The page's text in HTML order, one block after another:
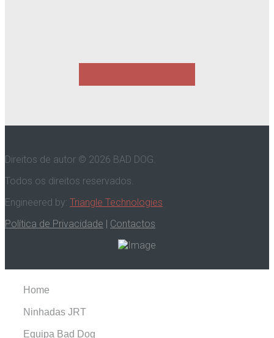
Direitos de autor © 2026 BAD DOG.
Todos os direitos reservados.
Engineered by: Triangle Technologies
Política de Privacidade | Contactos
Home
Ninhadas JRT
Equipa Bad Dog